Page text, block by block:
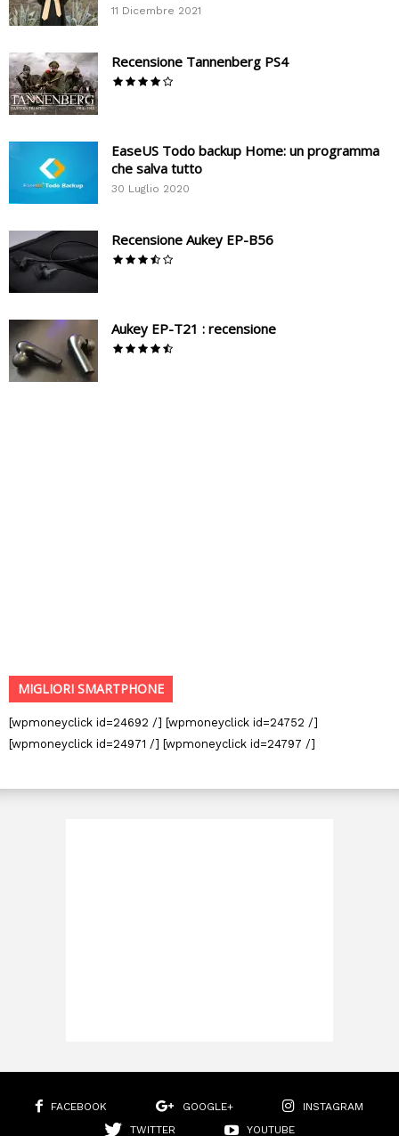
11 Dicembre 2021
Recensione Tannenberg PS4
EaseUS Todo backup Home: un programma
che salva tutto
30 Luglio 2020
Recensione Aukey EP-B56
Aukey EP-T21 : recensione
MIGLIORI SMARTPHONE
[wpmoneyclick id=24692 /] [wpmoneyclick id=24752 /]
[wpmoneyclick id=24971 /] [wpmoneyclick id=24797 /]
FACEBOOK GOOGLE+
INSTAGRAM
TWITTER
YOUTUBE